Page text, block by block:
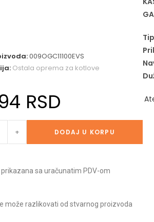
009OGC11100EVS
Ostala oprema za kotlove
RSD
+ DODAJ U KORPU
prikazana sa uračunatim PDV-om
može razlikovati od stvarnog proizvoda